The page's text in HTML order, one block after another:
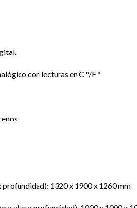
con lecturas en C °/F °
profundidad): 1320 x 1900 x 1260 mm